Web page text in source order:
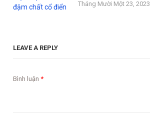
Tháng Mười Một 23, 2023
LEAVE A REPLY
Bình luận*